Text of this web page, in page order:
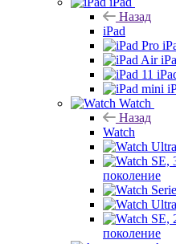
Назад
iPad
Watch
Назад
Watch
поколение
поколение